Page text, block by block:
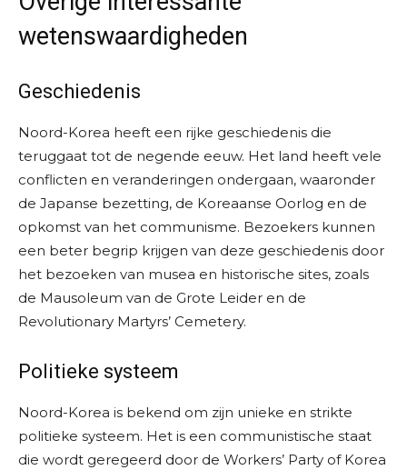
wetenswaardigheden
Geschiedenis
Noord-Korea heeft een rijke geschiedenis die
teruggaat tot de negende eeuw. Het land heeft vele
conflicten en veranderingen ondergaan, waaronder
de Japanse bezetting, de Koreaanse Oorlog en de
opkomst van het communisme. Bezoekers kunnen
een beter begrip krijgen van deze geschiedenis door
het bezoeken van musea en historische sites, zoals
de Mausoleum van de Grote Leider en de
Revolutionary Martyrs’ Cemetery.
Politieke systeem
Noord-Korea is bekend om zijn unieke en strikte
politieke systeem. Het is een communistische staat
die wordt geregeerd door de Workers’ Party of Korea